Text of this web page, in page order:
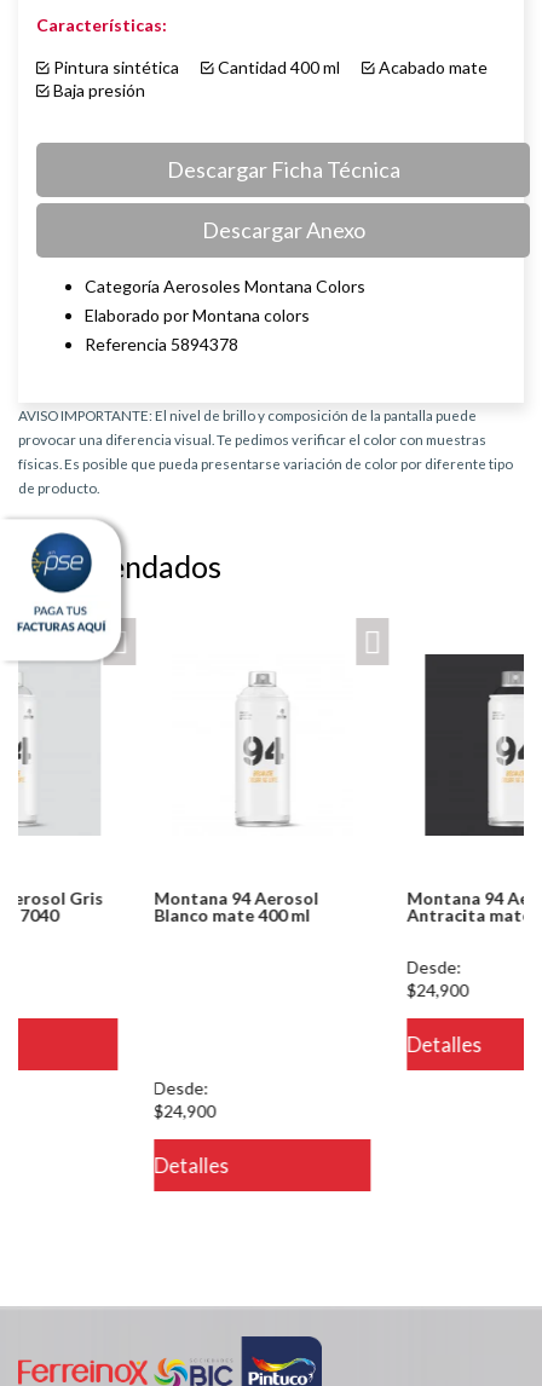
Características:
Pintura sintética Cantidad 400 ml
Acabado mate
Baja presión
Descargar Ficha Técnica
Descargar Anexo
Categoría Aerosoles Montana Colors
Elaborado por Montana colors
Referencia 5894378
AVISO IMPORTANTE: El nivel de brillo y composición de la pantalla puede
provocar una diferencia visual. Te pedimos verificar el color con muestras
físicas. Es posible que pueda presentarse variación de color por diferente tipo
de producto.
Recomendados
Montana 94 Aerosol
Blanco mate 400 ml
/PageGearCloud/www/html/es/dominios/ferreinox.pagegear.co/
Montana 94 Aerosol Gris
Antracita mate 400 ml